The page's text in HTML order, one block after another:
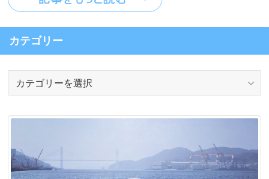
カテゴリー
リ